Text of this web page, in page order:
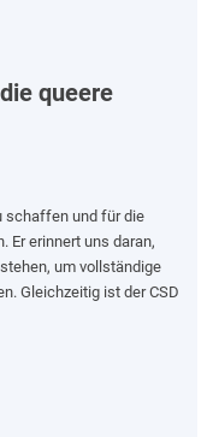
queere
schaffen und für die
Er erinnert uns daran,
um vollständige
Gleichzeitig ist der CSD